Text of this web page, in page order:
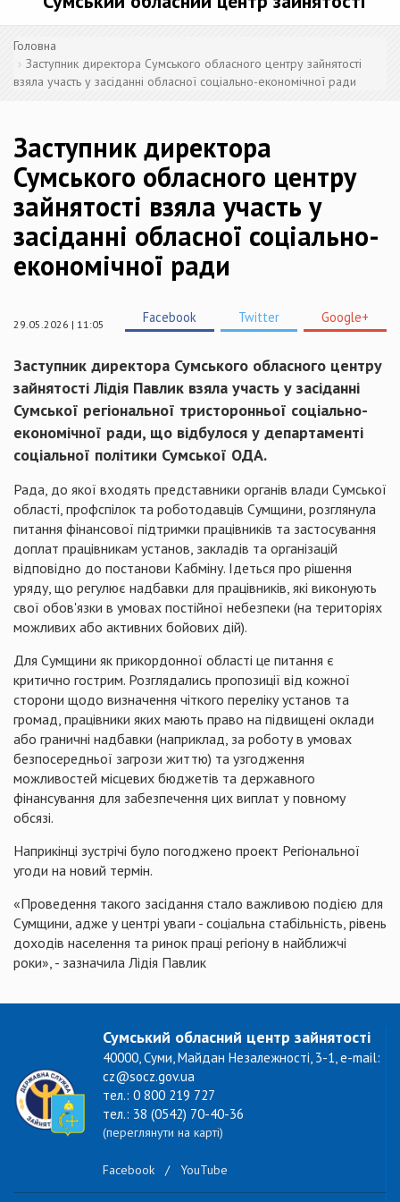
Головна
Заступник директора Сумського обласного центру зайнятості
взяла участь у засіданні обласної соціально-економічної ради
Заступник директора
Сумського обласного центру
зайнятості взяла участь у
засіданні обласної соціально-
економічної ради
29.05.2026 | 11:05 Facebook Twitter Google+
Заступник директора Сумського обласного центру
зайнятості Лідія Павлик взяла участь у засіданні
Сумської регіональної тристоронньої соціально-
економічної ради, що відбулося у департаменті
соціальної політики Сумської ОДА.
Рада, до якої входять представники органів влади Сумської
області, профспілок та роботодавців Сумщини, розглянула
питання фінансової підтримки працівників та застосування
доплат працівникам установ, закладів та організацій
відповідно до постанови Кабміну. Ідеться про рішення
уряду, що регулює надбавки для працівників, які виконують
свої обов'язки в умовах постійної небезпеки (на територіях
можливих або активних бойових дій).
Для Сумщини як прикордонної області це питання є
критично гострим. Розглядались пропозиції від кожної
сторони щодо визначення чіткого переліку установ та
громад, працівники яких мають право на підвищені оклади
або граничні надбавки (наприклад, за роботу в умовах
безпосередньої загрози життю) та узгодження
можливостей місцевих бюджетів та державного
фінансування для забезпечення цих виплат у повному
обсязі.
Наприкінці зустрічі було погоджено проект Регіональної
угоди на новий термін.
«Проведення такого засідання стало важливою подією для
Сумщини, адже у центрі уваги - соціальна стабільність, рівень
доходів населення та ринок праці регіону в найближчі
роки», - зазначила Лідія Павлик
Сумський обласний центр зайнятості
40000, Суми, Майдан Незалежності, 3-1, e-mail:
cz@socz.gov.ua
тел.: 0 800 219 727
тел.: 38 (0542) 70-40-36
(переглянути на карті)
Facebook / YouTube